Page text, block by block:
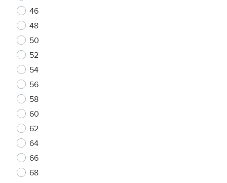
46
48
50
52
54
56
58
60
62
64
66
68